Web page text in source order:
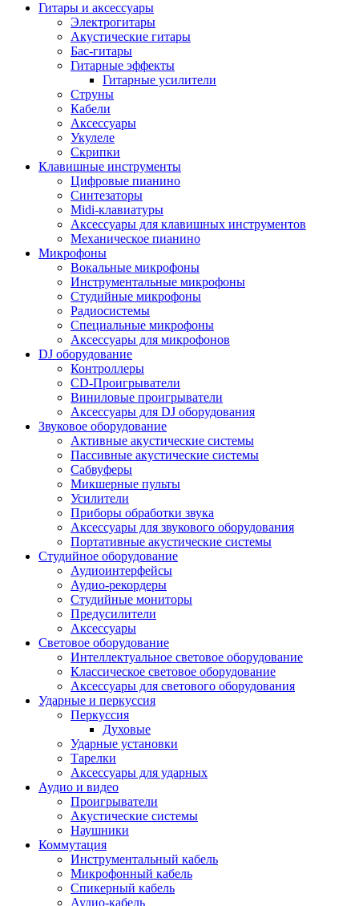
Гитары и аксессуары
Электрогитары
Акустические гитары
Бас-гитары
Гитарные эффекты
Гитарные усилители
Струны
Кабели
Аксессуары
Укулеле
Скрипки
Клавишные инструменты
Цифровые пианино
Синтезаторы
Midi-клавиатуры
Аксессуары для клавишных инструментов
Механическое пианино
Микрофоны
Вокальные микрофоны
Инструментальные микрофоны
Студийные микрофоны
Радиосистемы
Специальные микрофоны
Аксессуары для микрофонов
DJ оборудование
Контроллеры
CD-Проигрыватели
Виниловые проигрыватели
Аксессуары для DJ оборудования
Звуковое оборудование
Активные акустические системы
Пассивные акустические системы
Сабвуферы
Микшерные пульты
Усилители
Приборы обработки звука
Аксессуары для звукового оборудования
Портативные акустические системы
Студийное оборудование
Аудиоинтерфейсы
Аудио-рекордеры
Студийные мониторы
Предусилители
Аксессуары
Световое оборудование
Интеллектуальное световое оборудование
Классическое световое оборудование
Аксессуары для светового оборудования
Ударные и перкуссия
Перкуссия
Духовые
Ударные установки
Тарелки
Аксессуары для ударных
Аудио и видео
Проигрыватели
Акустические системы
Наушники
Коммутация
Инструментальный кабель
Микрофонный кабель
Спикерный кабель
Аудио-кабель